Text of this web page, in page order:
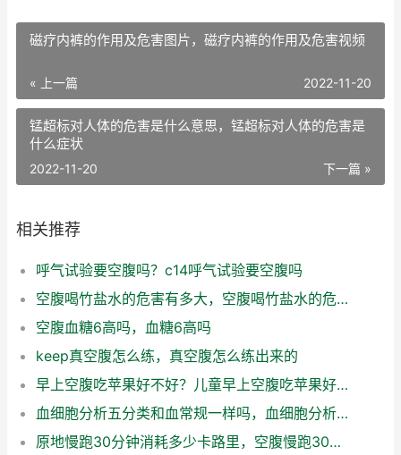
磁疗内裤的作用及危害图片，磁疗内裤的作用及危害视频
« 上一篇 2022-11-20
锰超标对人体的危害是什么意思，锰超标对人体的危害是
什么症状
下一篇 »
2022-11-20
相关推荐
呼气试验要空腹吗？c14呼气试验要空腹吗
空腹喝竹盐水的危害有多大，空腹喝竹盐水的危害有哪些
空腹血糖6高吗，血糖6高吗
keep真空腹怎么练，真空腹怎么练出来的
早上空腹吃苹果好不好？儿童早上空腹吃苹果好不好
血细胞分析五分类和血常规一样吗，血细胞分析五分类需要空腹吗
原地慢跑30分钟消耗多少卡路里，空腹慢跑30分钟消耗多少卡路里